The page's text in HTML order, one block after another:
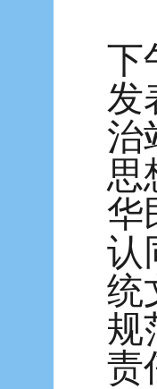
下
发
治
思
华
认
统
规
责